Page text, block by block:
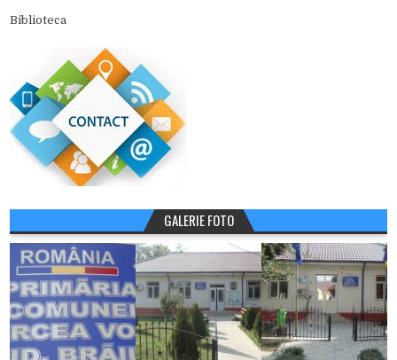
Biblioteca
GALERIE FOTO